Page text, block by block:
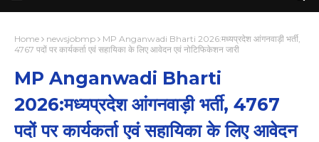
Home newsjobmp
MP Anganwadi Bharti 2026:मध्यप्रदेश आंगनवाड़ी भर्ती,
4767 पदों पर कार्यकर्ता एवं सहायिका के लिए आवेदन एवं नोटिफिकेशन जारी
MP Anganwadi Bharti
2026:मध्यप्रदेश आंगनवाड़ी भर्ती, 4767
पदों पर कार्यकर्ता एवं सहायिका के लिए आवेदन